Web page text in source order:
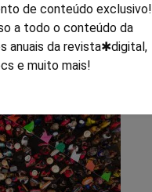
de conteúdo exclusivo!
a todo o conteúdo da
anuais da revista✱digital,
e muito mais!